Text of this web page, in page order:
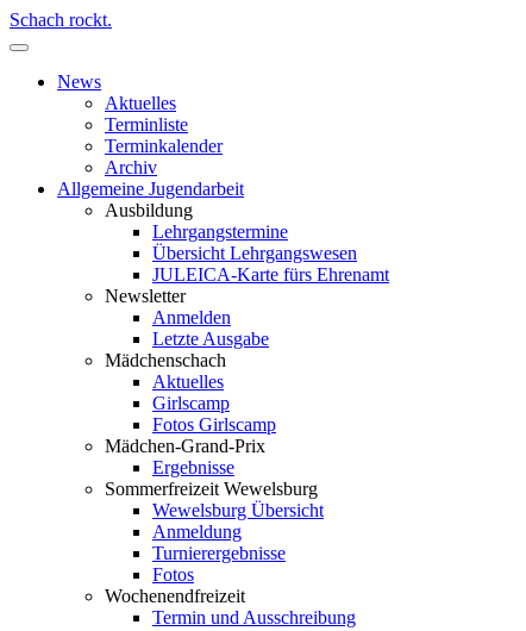
Schach rockt.
News
Aktuelles
Terminliste
Terminkalender
Archiv
Allgemeine Jugendarbeit
Ausbildung
Lehrgangstermine
Übersicht Lehrgangswesen
JULEICA-Karte fürs Ehrenamt
Newsletter
Anmelden
Letzte Ausgabe
Mädchenschach
Aktuelles
Girlscamp
Fotos Girlscamp
Mädchen-Grand-Prix
Ergebnisse
Sommerfreizeit Wewelsburg
Wewelsburg Übersicht
Anmeldung
Turnierergebnisse
Fotos
Wochenendfreizeit
Termin und Ausschreibung